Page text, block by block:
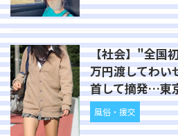
【社会】"全国
万円渡してわい
首して摘発…東
風俗・援交